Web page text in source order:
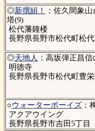
◎新撰組！
：佐久間象
塔(9)
松代藩鐘楼
長野県長野市松代町松代
◎天地人
：高坂弾正昌
明徳寺
長野県長野市松代町豊栄
○ウォーターボーイズ：
アクアウイング
長野県長野市吉田5丁目